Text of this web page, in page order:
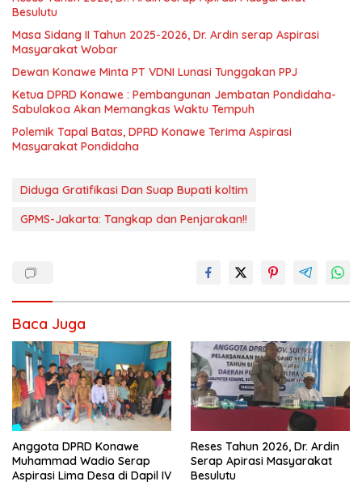
Besulutu
Masa Sidang II Tahun 2025-2026, Dr. Ardin serap Aspirasi
Masyarakat Wobar
Dewan Konawe Minta PT VDNI Lunasi Tunggakan PPJ
Ketua DPRD Konawe : Pembangunan Jembatan Pondidaha-
Sabulakoa Akan Memangkas Waktu Tempuh
Polemik Tapal Batas, DPRD Konawe Terima Aspirasi
Masyarakat Pondidaha
Diduga Gratifikasi Dan Suap Bupati koltim
GPMS-Jakarta: Tangkap dan Penjarakan!!
Baca Juga
Anggota DPRD Konawe
Muhammad Wadio Serap
Aspirasi Lima Desa di Dapil IV
Reses Tahun 2026, Dr. Ardin
Serap Apirasi Masyarakat
Besulutu